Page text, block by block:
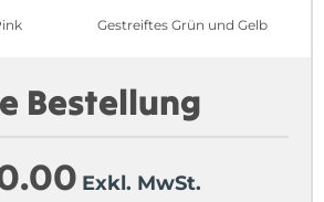
Gestreiftes Grün und Gelb
Bestellung
Exkl. MwSt.